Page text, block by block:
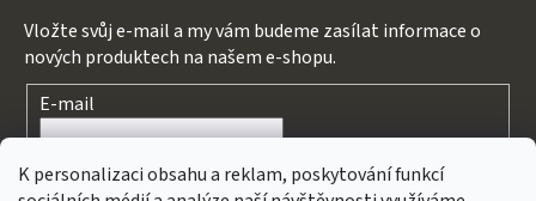
K personalizaci obsahu a reklam, poskytování funkcí
Vložte svůj e-mail a my vám budeme zasílat informace o
nových produktech na našem e-shopu.
E-mail
Souhlasím spodmínkami ochrany osobních údajů